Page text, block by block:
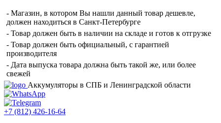
- Магазин, в котором Вы нашли данный товар дешевле,
должен находиться в Санкт-Петербурге
- Товар должен быть в наличии на складе и готов к отгрузке
- Товар должен быть официальный, с гарантией
производителя
- Дата выпуска товара должна быть такой же, или более
свежей
Аккумуляторы в СПБ и Ленинградской области
+7 (812) 426-16-64